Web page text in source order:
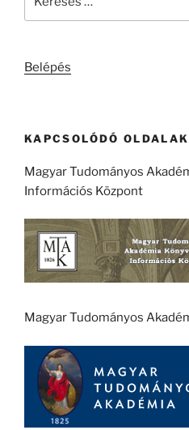
Belépés
KAPCSOLÓDÓ OLDALAK
Magyar Tudományos
Információs Központ
Magyar Tudományos